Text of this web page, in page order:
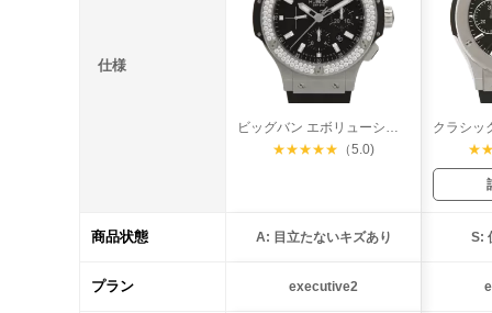
仕様
ビッグバン エボリューション ダイヤベゼル
★★★★★ （5.0) ★
商品状態 A: 目立たないキズあり S:
プラン executive2